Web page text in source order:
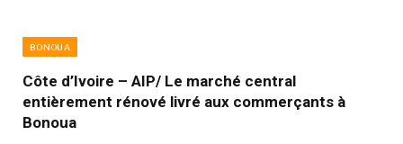
BONOUA
Côte d’Ivoire – AIP/ Le marché central
entièrement rénové livré aux commerçants à
Bonoua